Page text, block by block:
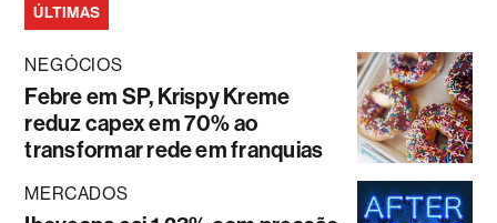
ÚLTIMAS
NEGÓCIOS
Febre em SP, Krispy Kreme
reduz capex em 70% ao
transformar rede em franquias
MERCADOS